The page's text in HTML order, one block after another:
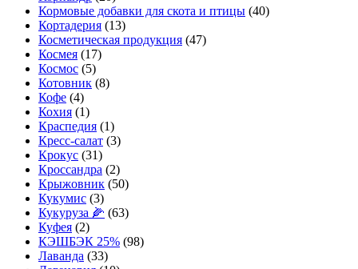
Кормовые добавки для скота и птицы (40)
Кортадерия (13)
Косметическая продукция (47)
Космея (17)
Космос (5)
Котовник (8)
Кофе (4)
Кохия (1)
Краспедия (1)
Кресс-салат (3)
Крокус (31)
Кроссандра (2)
Крыжовник (50)
Кукумис (3)
Кукуруза 🌽 (63)
Куфея (2)
КЭШБЭК 25% (98)
Лаванда (33)